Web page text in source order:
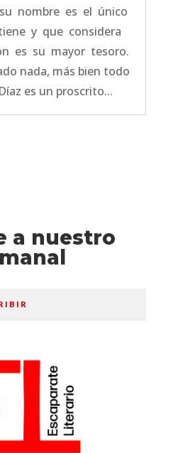
nombre es el único
y que considera
es su mayor tesoro.
nada, más bien todo
es un proscrito...
a nuestro